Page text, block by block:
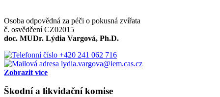
Osoba odpovědná za péči o pokusná zvířata
č. osvědčení CZ02015
doc. MUDr. Lýdia Vargová, Ph.D.
+420 241 062 716
lydia.vargova@iem.cas.cz
Zobrazit více
Škodní a likvidační komise